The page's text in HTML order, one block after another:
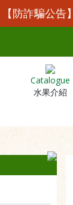
【防詐騙公
Catalogue
水果介紹